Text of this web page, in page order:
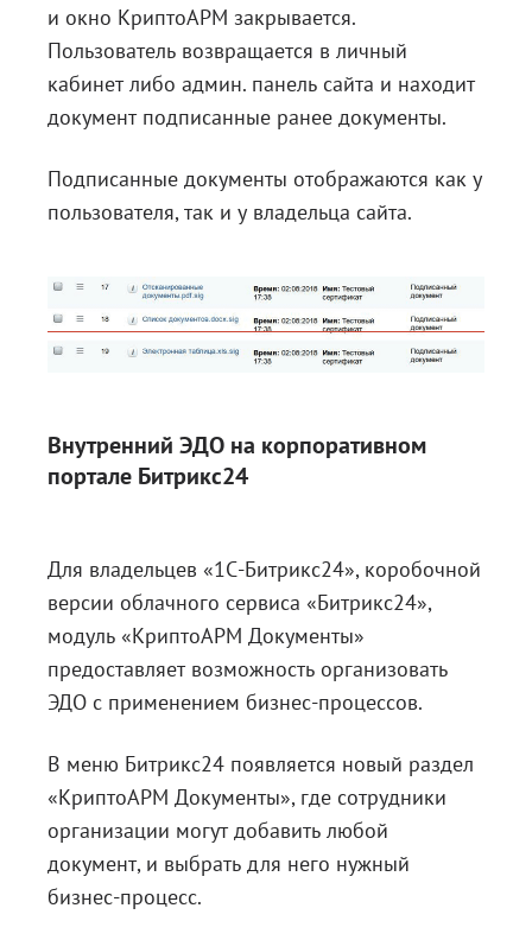
и окно КриптоАРМ закрывается.
Пользователь возвращается в личный
кабинет либо админ. панель сайта и находит
документ подписанные ранее документы.
Подписанные документы отображаются как у
пользователя, так и у владельца сайта.
Внутренний ЭДО на корпоративном
портале Битрикс24
Для владельцев «1С-Битрикс24», коробочной
версии облачного сервиса «Битрикс24»,
модуль «КриптоАРМ Документы»
предоставляет возможность организовать
ЭДО с применением бизнес-процессов.
В меню Битрикс24 появляется новый раздел
«КриптоАРМ Документы», где сотрудники
организации могут добавить любой
документ, и выбрать для него нужный
бизнес-процесс.